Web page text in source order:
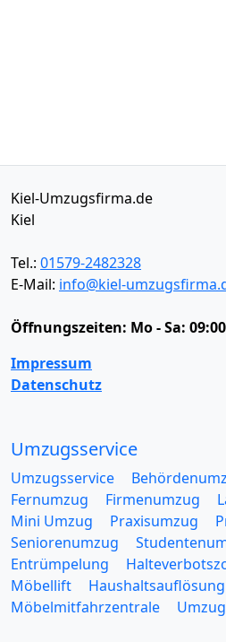
Kiel-Umzugsfirma.de
Kiel
Tel.: 01579-2482328
E-Mail: info@kiel-
Öffnungszeiten: Mo - Sa:
Impressum
Datenschutz
Umzugsservice
Umzugsservice
Fernumzug
Firmenumzug
Mini Umzug
Praxisumzug
Seniorenumzug
Entrümpelung
Möbellift
Haushaltsauflösung
Möbelmitfahrzentrale